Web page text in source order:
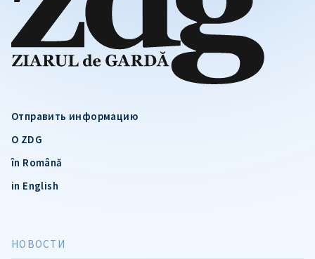
Отправить информацию
О ZDG
în Română
in English
НОВОСТИ